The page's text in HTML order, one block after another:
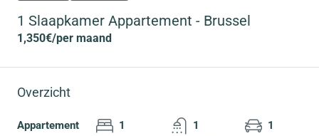
1 Slaapkamer Appartement - Brussel
1,350€/per maand
Overzicht
Appartement
1
1
1